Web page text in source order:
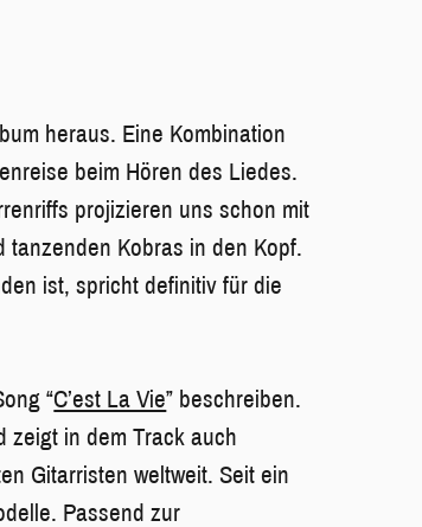
heraus. Eine Kombination
beim Hören des Liedes.
projizieren uns schon mit
tanzenden Kobras in den Kopf.
ist, spricht definitiv für die
“C’est La Vie” beschreiben.
zeigt in dem Track auch
Gitarristen weltweit. Seit ein
Passend zur